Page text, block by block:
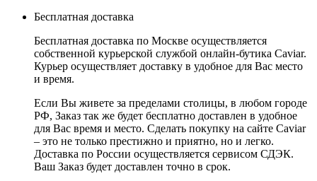
Бесплатная доставка
Бесплатная доставка по Москве осуществляется
собственной курьерской службой онлайн-бутика Caviar.
Курьер осуществляет доставку в удобное для Вас место
и время.
Если Вы живете за пределами столицы, в любом городе
РФ, Заказ так же будет бесплатно доставлен в удобное
для Вас время и место. Сделать покупку на сайте Caviar
– это не только престижно и приятно, но и легко.
Доставка по России осуществляется сервисом СДЭК.
Ваш Заказ будет доставлен точно в срок.